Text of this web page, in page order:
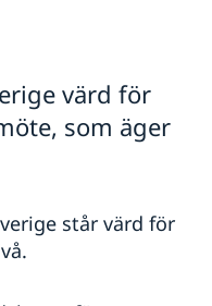
värd för
som äger
står värd för